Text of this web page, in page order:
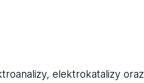
elektrokatalizy oraz